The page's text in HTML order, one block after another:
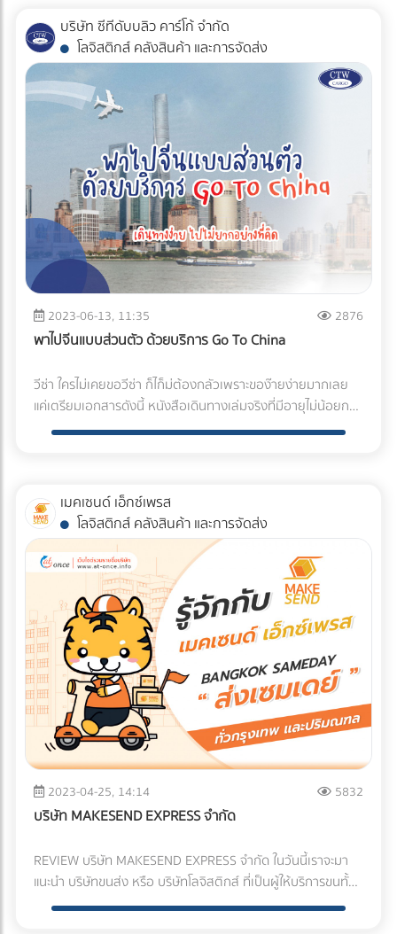
equipment/cp/siam-ikeuchi-company-limited เป็นอย่างไร
บ้างครับสำหรับบริการของ บริษัท สยามอิเคอุจิ จำกัด เนื่องจาก
เราเป็นผู้เชี่ยวชาญในการผลิตละอองหมอกด้วยหัวฉีดสเปรย์มา
อย่างยาวนาน และหลากหลายภูมิภาคสำหรับลูกค้ารับรู้ ในฐานะผู้
เชี่ยวชาญในการผลิตหัวฉีดสเปรย์ และการผลิตละอองหมอกที่ดี
และมีคุณภาพสำหรับงานอุตสาหกรรม เรามีความยินดีเป็นอย่าง
มากที่ได้รับการสนับสนุนในฐานะผู้ผลิต ซึ่งเราได้ผลิตหัวฉีดส
เปรย์มากกว่า 42,000 ชนิด ให้กับผู้ใช้งานด้วยความมุ่งมั่นในการ
ผลิตผลิตภัณฑ์และออกแบบมาให้ตรงความต้องการของลูกค้า
และนี่คือเหตุผลว่าทำไมผลิตภัณฑ์และบริการของเราถูกนำไปใช้ใน
หลากหลายอุตสาหกรรม ทมงานสยามอเคอจพรอมบรการและให
คาแนะนาลกคา โดยการเลอกหวฉดสเปรยทถกตองและเหมาะสม
สามารถชวยพฒนาคณภาพผลตภณฑและประสทธภาพในการทา
ดานหวฉด spray nozzle ผรบเหมาในการใหคาปรกษาสาหรบ
งานตดต งเพื โดยเฉพาะแลว พวกเรายงใหความรวมมอกบบรษท
จกกบบรการทงหมดของเรากนคะ บทสดทาย (คิดใหม่ค่ะ) !!!
การให้บริการของเราได้ที่ Tel : 083-776-3995 และ การชำระเงิน
สามารถชำระค่าบริการผ่าน Paypal ที่สามารถชำระด้วยความ
รวดเร็ว มีความมั่นใจ และ ปลอดภัย เพียงแค่ป้อนที่อยู่อีเมล และ
รหัสผ่าน ก็สามารถชำระเงินผ่าน Paypal ได้เลย Facebook :
https://www.facebook.com/profile.php?
id=100057191780387 Website Profile : https://www.at-
once.info/th/car-rental/cp/van-thai-karaoke-tour
ที่สุดในเขตชานเมืองลอสแอนเจลิส ในรัฐแคลิฟอร์เนีย
สหรัฐอเมริกา เราได้สร้างระบบการจัดเก็บที่ปลอดภัยสำหรับ
ผลิตภัณฑ์อาหาร ฯลฯ ซึ่งสามารถรับมือกับช่วงอุณหภูมิที่แตก
ต่างกันได้ โลจิสติกส์ควบคุมอุณหภูมิในเอเชียตะวันออกเฉียงใต้
เราได้เปิดตัวบริการโลจิสติกส์แบบควบคุมอุณหภูมิในประเทศใน
เอเชียตะวันออกเฉียงใต้ที่บริษัทญี่ปุ่นเติบโตอย่างดี เรามีคลัง
สินค้าควบคุมอุณหภูมิในโฮจิมินห์ เวียดนาม และในกรุงเทพฯ
ประเทศไทย นอกจากการขนส่งภายในเวียดนามและไทยแล้ว เรายัง
ให้บริการโลจิสติกส์แบบควบคุมอุณหภูมิที่ครอบคลุมและมี
คุณภาพสูงในกัมพูชา ลาว เมียนมาร์ ฯลฯ การขนส่งระดับสูง
คุณภาพจากคลังสินค้าควบคุมอุณหภูมิข้างต้น เราทำการจัดส่ง
แบบควบคุมอุณหภูมิจากเมืองหนึ่งไปยังอีกภูมิภาคในประเทศ
ต่างๆ ในเอเชียตะวันออกเฉียงใต้ได้อย่างราบรื่น นอกจากฟังก์ชัน
การแช่แข็งและการแช่เย็นแล้ว เรายังรวบรวมความรู้ของเราในฐานะ
บริษัทโลจิสติกส์ เช่น การเพิ่มความแม่นยำในการจัดส่งของรถ
บรรทุกภายในองค์กรที่ติดตั้ง GPS เพื่อแสวงหาโลจิสติกส์
ขนส่งสินค้าควบคุมอุณหภูมิที่ได้รับความไว้วางใจจากธุรกิจและ
ร้านค้าชั้นนำทั่วประเทศ ไม่ว่าจะเป็นร้านอาหาร โรงงานผลิต
อาหาร ฟาร์ม ไปจนถึงบริษัทยาและเวชภัณฑ์ต่างๆ หากคุณกำลัง
เพื่อส่งมอบสินค้าคุณภาพสู่มือผู้บริโภค สร้างความประทับใจ และ
ความสำเร็จทางธุรกิจไปด้วยกัน ส่งสินค้าควบคุมอุณหภูมิต่าง
จังหวัด ทันใจ ไว้ใจโคโนอิเกะ! - รองรับการขนส่งตลอด 24 ชม. -
อัพเดทสถานะแบบทันท่วงที !! ไปเหนือ ล่องใต้ สบายใจหายกังวล
ตลอด 24 ชม. ---------------- Logistics Service เพื่อรักษา
คุณภาพอาหารและสินค้าให้คงอยู่ เราจึงใส่ใจทุกขั้นตอนการให้
บริการ !! สนใจเรียกใช้บริการเรา !! *ติดต่อตอนนี้ รับเลย !!! รับ
ส่วนลด ทันที 40% - ขนส่งสินค้าควบคุมอุณหภูมิ - ขนส่งสินค้า
ประเภทอาหาร - ขนส่งยาและเวชภัณฑ์ - ขนส่งรักษาอุณหภูมิ -
ขนส่งอาหารแช่เย็นแช่แข็ง - ขนส่งผลไม้/ผัก ควบคุมอุณหภูมิ และ
คลังสินค้าห้องเย็น บริการขนส่งและ การจัดเก็บสินค้าที่มีคุณภาพ
ได้รับมาตรฐานสากล ได้รับมาตราฐาน ISO9001:2015, GHPs,
GSDP บริษัท โคโนอิเกะ คูล โลจิสติกส์ (ประเทศไทย) จำกัด
สามารถจัดการสินค้าได้หลากหลายตั้งแต่อาหารสดไปจนถึงส่วน
ประกอบที่มีความแม่นยำ และแม้กระทั่งการขนส่งพืชสำหรับการ
ก่อสร้างโรงงานในต่างประเทศ เราสนับสนุนธุรกิจระดับโลกของ
ลูกค้าของเราด้วยการนำเสนอการขนส่งข้ามพรมแดนรวมถึง
Express Series ที่ช่วยลดเวลาการขนส่งทางทะเลไปยังญี่ปุ่น อีก
ทั้งยังให้บริการ คลังสินค้าและขนส่งควบคุมอุณหภูมิ ได้รับความ
สินค้าก่อนการขนส่ง และพร้อมดูแลสินค้าอย่างใกล้ชิด เพื่อให้
สินค้าถึงมือผู้รับในสภาพที่สมบูรณ์ นอกจากนี้ โคโนอิเกะยังมี
บริการจัดการคำสั่งซื้อและบริหารสต็อกสินค้าครบวงจร ตั้งแต่
การรับสินค้าเข้าคลัง การจัดเก็บสินค้า การจัดการคำสั่งซื้อ การ
เติมสต็อกสินค้า ไปจนถึงการจัดส่งสินค้าให้แก่ลูกค้าปลายทาง
ทั้งหมดนี้ผ่านระบบ Warehouse Management System (WMS)
ที่ทันสมัย เชื่อมต่อและแชร์ข้อมูลกับลูกค้าได้ทันที ทำให้สามารถ
บริหารจัดการสินค้าของคุณได้อย่างมีประสิทธิภาพ ตรงตาม
ความต้องการของธุรกิจ และลดต้นทุนโลจิสติกส์ ด้วยความมุ่ง
มั่นในการพัฒนาบริการและเทคโนโลยีอย่างต่อเนื่อง เพื่อตอบ
สนองทุกความต้องการของลูกค้า โคโนอิเกะพร้อมเป็นพาร์ทเนอร์
ด้านโลจิสติกส์ที่เหนือระดับ นำพาธุรกิจสินค้าควบคุมอุณหภูมิ
ของคุณให้เติบโตอย่างยั่งยืน ด้วยบริการคลังสินค้าและขนส่ง
สินค้าควบคุมอุณหภูมิที่ครบครัน มีคุณภาพเป็นเลิศ และเชื่อถือได้
ในทุกขั้นตอน หากคุณกำลังมองหาพาร์ทเนอร์ด้านคลังสินค้าและ
ขนส่งสินค้าควบคุมอุณหภูมิ ที่พร้อมดูแลสินค้าของคุณอย่างดี
เกะ คูล โลจิสติกส์ (ประเทศไทย) พร้อมเป็นคำตอบสำหรับธุรกิจ
ของคุณ ด้วยบริการที่ครบครัน มาตรฐานระดับสากล และทีมงาน
มืออาชีพ ที่พร้อมให้คำแนะนำและร่วมแก้ไขปัญหาในทุกขั้นตอน
บริการขนส่งและ การจัดเก็บสินค้าที่มีคุณภาพ ได้รับมาตราฐาน
สากล - พื้นที่การจัดเก็บกว้างมาก! พื้นที่คลังสินค้าทั้งหมด
9,858 ตร.ม.(ความจุประมาณ 10,000 พาเลท) - การจัดเก็บ
สินค้า 3 ประเภท Selective Pallet Rack การจัดเก็บแนวสูง
Push Back Pallet Rack การจัดเก็บ รางเลื่อน Mobile Pallet
Rack การจัดเก็บ บนรางเลือนอัตโนมัติ - จัดเก็บสินค้าอย่างเป็น
ระเบียบ ระบุตำแหน่งการจัดเก็บที่แม่นยำ ด้วยเครื่องมือที่ทันสมัย
“ คลังสินค้าควบคุมอุณหภูมิ KONOIKE ” - มีพื้นที่ในการจัดเก็บ
เพียงพอต่อความต้องการ และ สามารถรองรับสินค้าได้จำนวน
มาก - สามารถเลือกใช้บริการ(อุณหภูมิการจัดเก็บ)ให้เหมาะกับ
สินค้า - เดินทางสะดวก อยู่ห่างจาก สนามบินสุวรรณภูมิ18 กม. -
จัดตั้งอยู่ในพื้นที่ที่ห่างจากถนนใหญ่และแหล่งน้ำเสีย - คลังสินค้า
ใช้พลังงานแสงอาทิตย์ พลังงานสะอาด ประหยัดไฟ บริษัท โคโนอิ
เกะ คูล โลจิสติกส์ (ประเทศไทย) จำกัด สามารถจัดการสินค้าได้
หลากหลายตั้งแต่อาหารสดไปจนถึงส่วนประกอบที่มีความแม่นยำ
และแม้กระทั่งการขนส่งพืชสำหรับการก่อสร้างโรงงานในต่าง
เสนอการขนส่งข้ามพรมแดนรวมถึง Express Series ที่ช่วยลด
เวลาการขนส่งทางทะเลไปยังญี่ปุ่น อีกทั้งยังให้บริการ คลังสินค้า
และขนส่งควบคุมอุณหภูมิ ได้รับความไว้วางใจจากบริษัทชั้นนำใน
สินค้าแบรนด์ระดับโลก"นำเข้าสินค้า Electronic ทุกชนิดทุก
แบรนด์ระดับโลกอะไหล่เครื่องจักรหายาก,อะไหล่ระบบไฟฟ้าโรงงาน
อะไหล่เครื่องจักรอุตสาหกรรม,อะไหล่อิเล็กทรอนิกส์ เรามีทีมงาน
ที่ดูแลด้าน PART Electronic มากกว่า 10 ปี ในวันนี้เราจะมา
อธิบายถึงบทบาทของตัวแทนจำหน่ายสินค้า อะไหล่อิเล็คทรอนิ
กส์ ว่าควรเป็นอย่างไรบ้างครับ 1.การเชื่อมต่อระหว่างผู้ผลิตและ
ลูกค้า ตัวแทนจำหน่ายมีบทบาทสำคัญในการเป็นสื่อกลางระหว่าง
ผู้ผลิตและลูกค้า. การเข้าถึงลูกค้าและทำให้พวกเขาเข้าใจถึง
ผลิตภัณฑ์และเทคโนโลยีที่มีอยู่. 2.การให้คำแนะนำและบริการลูกค้า
ตัวแทนจำหน่ายมีบทบาทในการให้คำแนะนำเกี่ยวกับผลิตภัณฑ์ที่
เหมาะสมสำหรับลูกค้า. การให้บริการหลังการขายและการ
สนับสนุนทางเทคนิคเป็นสิ่งสำคัญ. 3.การจัดหาและจัดจำหน่าย
สินค้า ตัวแทนจำหน่ายทำหน้าที่ในการจัดหาสินค้าจากผู้ผลิตและ
นำมาจัดจำหน่ายให้แก่ลูกค้า. การควบคุมสต็อกและการจัดการ
การขนส่งเป็นสิ่งสำคัญในการรักษาความพึงพอใจของลูกค้า.
4.การตลาดและโปรโมทผลิตภัณฑ์ ตัวแทนจำหน่ายมีบทบาทใน
โปรโมท, การจัดแสดงสินค้า, และการพรีเซ็นต์ผลิตภัณฑ์ใหม่เป็น
ส่วนหนึ่งของบทบาทนี้. 5.การทำความรู้จักกับตลาด ตัวแทน
จำหน่ายต้องเข้าใจตลาดและความต้องการของลูกค้า. การ
วิเคราะห์ข้อมูลตลาดและการสำรวจความต้องการทำให้พวกเขา
ของบริษัท อีคอมพลัสเทรดดิ้ง จำกัด 1.ทักษะและความรู้ ตัวแทน
จำหน่ายต้องมีทักษะและความรู้ที่เหมาะสมในอุตสาหกรรม
อิเล็กทรอนิกส์. การเข้าใจเทคโนโลยีและการพัฒนาในวงการนี้เป็น
สิ่งสำคัญ. 2.ความน่าเชื่อถือ ความน่าเชื่อถือเป็นสิ่งสำคัญในการ
เลือกตัวแทนจำหน่าย. ลูกค้าคาดหวังที่จะได้รับบริการที่ดีและ
ผลิตภัณฑ์ที่มีคุณภาพ. 3.ความสามารถในการสื่อสาร ทักษะการ
สื่อสารที่ดีเป็นสิ่งสำคัญ. ตัวแทนจำหน่ายต้องสามารถสื่อสารกับ
ผู้ผลิต, ลูกค้า, และสมาชิกในภาคอุตสาหกรรม. 4.ความยืดหยุ่น
การตอบสนองต่อความเปลี่ยนแปลงในตลาดและการปรับปรุง
บริการเป็นสิ่งสำคัญ. ความยืดหยุ่นในการจัดหาสินค้าและการ
ปรับเปลี่ยนตามความต้องการของตลาด. ซึ่งการเลือกตัวแทน
จำหน่ายสินค้าอิเล็กทรอนิกส์ที่เหมาะสมมีผลทำให้บริษัทสามารถ
เข้าถึงตลาดได้มากขึ้น, ลดความเสี่ยงในการจัดหาสินค้า, และเพิ่ม
ความพึงพอใจของลูกค้า. บทบาทและความสำคัญของตัวแทน
จำหน่ายสินค้าอิเล็กทรอนิกส์ทำให้มีการเชื่อมโยงและความ
สัมพันธ์ที่เข้มแข็งในโลกธุรกิจอิเล็กทรอนิกส์ที่เปลี่ยนแปลงอย่าง
เจ้าหน้าที่คอยให้คำปรึกษาด้านการใช้งานเรามีสินค้าให้ลูกค้า
เลือกมากกว่า 10,000 รายการ สินค้าพร้อมจัดส่งให้ถึงหน้าบ้าน
"นำเข้าให้ถึงมือลูกค้าไม่เกิน 3-5 วัน" เราเป็นผู้นำเข้าเองโดยตรง
บริษัท ซีทีดับบลิว คาร์โก้ จำกัด
โลจิสติกส์ คลังสินค้า และการจัดส่ง
2023-06-13, 11:35 2876
พาไปจีนแบบส่วนตัว ด้วยบริการ Go To China
วีซ่า ใครไม่เคยขอวีซ่า ก็ไก็ม่ต้องกลัวเพราะของ๊ายง่ายมากเลย
แค่เตรียมเอกสารดังนี้ หนังสือเดินทางเล่มจริงที่มีอายุไม่น้อยกว่า
6 เดือนนับจากวันเดินทาง และมีหน้าว่างอย่างน้อย 2 หน้า, สำ
รูป (ต้องบอกร้านถ่ายรูปว่าสำ หรับทำ วีซ่าจีน เพราะกฎจะเยอะ
กว่าทั่วไป) พอเตรียมเอกสารครบก็มุ่งหน้าสวยๆ ไปที่ศูนย์รับยื่น
คำ ร้องขอวีซ่าจีนอาคารธนภูมิ ชั้น 5 ถนนเพชรบุรีตัดใหม่ ไปถึงก็
ยื่นเอกสารตามคำ แนะนำ ของเจ้าหน้าที่เป็นอันจบ เสร็จขั้นตอนไว
มากเลยในส่วนของค่าใช้จ่ายก็เริ่มต้นที่ 1,650 บาท ขึ้นอยู่กับ
ประเภทวีซ่าที่เราเลือก ว่าจะเป็นแบบธรรมดา แบบด่วน เข้าออก1
ครั้ง หรือ 2 ครั้ง หลายคนอาจจะคิดว่าแพง แต่เรากล้าบอกเลยว่า
ถ้าจ่ายเท่านี้เทียบกับสิ่งที่จะได้เจอบอกเลยว่าคุ้มยิ่งกว่าคุ้ม สำ ห
รับคนที่ไม่มีเวลาไปวีซ่ายื่นเอง ปัจจุบันก็มีหลายๆ บริษัททัวร์ที่รับ
ดำ เนินการ มีค่าใช้จ่ายเพิ่มนิดหน่อยแต่ก็สะดวกประหยัดเวลาไป
เยอะเลย จองเที่ยวบินแบบ ไป-กลับ หลังจากขอวีซ่าแล้ว ก็เริ่ม
จองเที่ยวบินกันเลยค่ะ ราคาค่าตั๋วเครื่องบินไปจีนมีตั้งแต่หลักพัน
ไปจนถึงหลักหมื่น มีให้เลือกทั้งเที่ยวบินแบบโลว์คอส และฟูล
เซอร์วิส ซึ่งหากโชคดีจองได้ตั๋วในราคาโปรฯ ยิ่งช่วยลดค่าใช้จ่าย
ลงอีกเยอะ กระเป๋าเสื้อผ้าที่จะโหลดลงใต้ท้องเครื่องที่เตรียมไป
ควรมีความแข็งแรงและมีกุญแจล็อกเพื่อความปลอดภัย ส่วน
กระเป๋าเดินทาง นอกจากเสื้อผ้าที่จำ เป็นและเหมาะสมสำ หรับ
ฤดูกาลแล้ว ควรเตรียมอย่างอื่นให้พร้อมด้วยเช่น รองเท้าที่สวม
สบาย หมวก แว่นกันแดด ยาประจำ ตัว ฯลฯ ที่เมืองจีนแม้ปลั๊กไฟ
บางแห่งจะใช้เหมือนที่เมืองไทย แต่ก็ไม่เสมอไปเช่นกัน ดังนั้นทางที่
เมคเซนด์ เอ็กซ์เพรส
โลจิสติกส์ คลังสินค้า และการจัดส่ง
2023-04-25, 14:14 5832
บริษัท MAKESEND EXPRESS จำกัด
REVIEW บริษัท MAKESEND EXPRESS จำกัด ในวันนี้เราจะมา
แนะนำ บริษัทขนส่ง หรือ บริษัทโลจิสติกส์ ที่เป็นผู้ให้บริการขนทั้ง
ส่งพัสดุ เบเกอรี่ เครื่องดื่ม ผลไม้ และ อาหารแช่แข็ง ในกรุงเทพฯ